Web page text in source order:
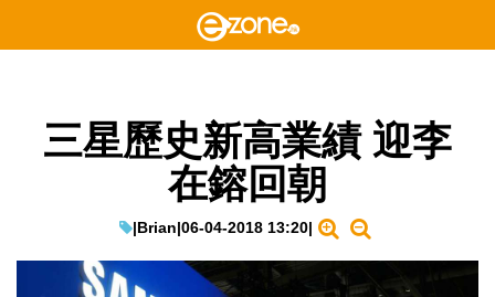
三星歷史新高業績 迎李
在鎔回朝
|Brian|06-04-2018 13:20|